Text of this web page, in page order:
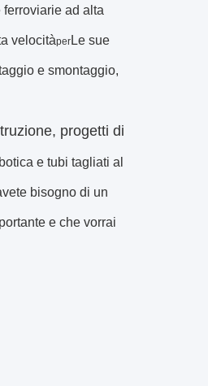
ad alta
velocitàper Le sue
e smontaggio,
progetti di
e tubi tagliati al
bisogno di un
e che vorrai